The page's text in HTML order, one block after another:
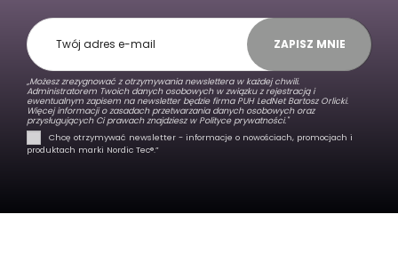
ZAPISZ MNIE
„Możesz zrezygnować z otrzymywania newslettera w każdej chwili.
Administratorem Twoich danych osobowych w związku z rejestracją i
ewentualnym zapisem na newsletter będzie firma PUH LedNet Bartosz Orlicki.
Więcej informacji o zasadach przetwarzania danych osobowych oraz
przysługujących Ci prawach znajdziesz wPolityce prywatności."
Chcę otrzymywać newsletter - informacje o nowościach, promocjach i
produktach marki Nordic Tec®️.”